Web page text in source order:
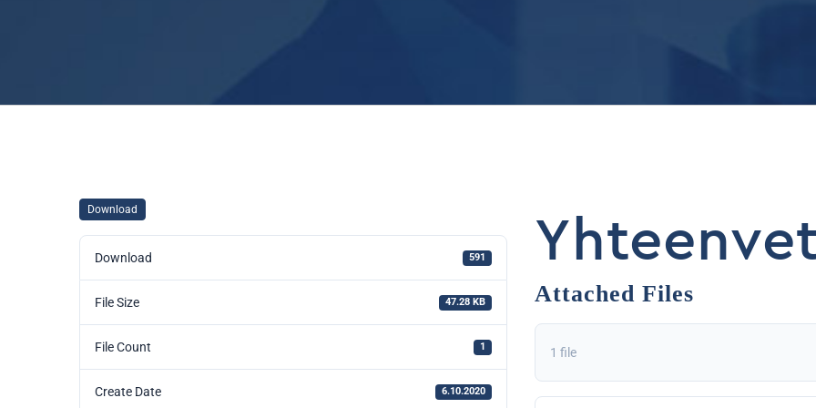
Download
Download 591
File Size 47.28 KB
File Count 1
Create Date 6.10.2020
Attached Files
1 file